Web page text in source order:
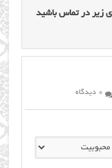
زیر در تماس باشید
0 دیدگاه